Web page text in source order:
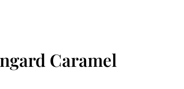
Caramel